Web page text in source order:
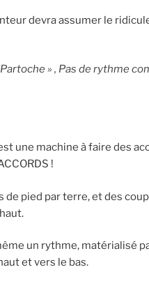
devra assumer le
» , Pas de rythme
une machine à faire des
!
de pied par terre, et des
un rythme, matérialisé
et vers le bas.